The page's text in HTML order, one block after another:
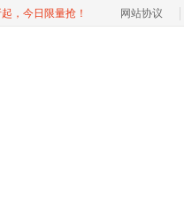
，今日限量抢！ 网站协议